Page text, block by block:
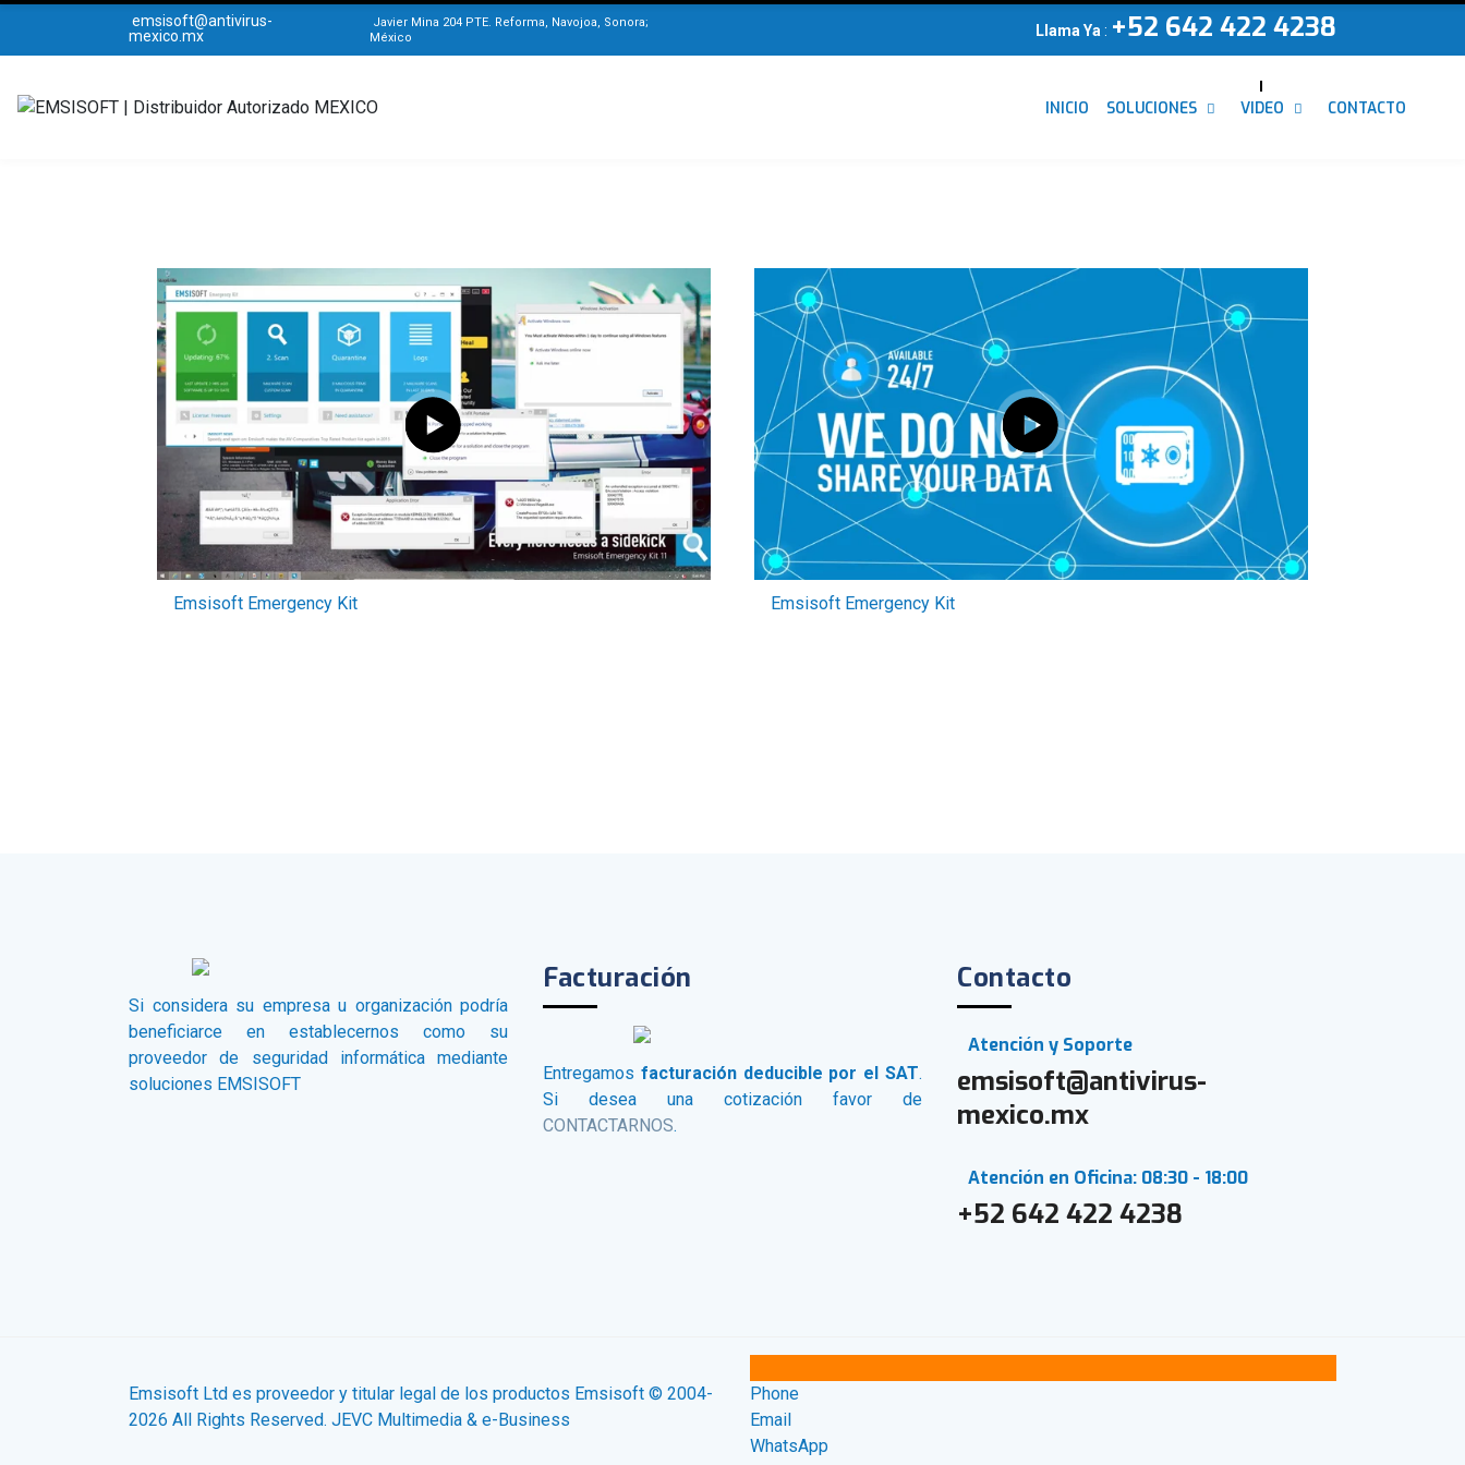
emsisoft@antivirus-
mexico.mx
Javier Mina 204 PTE. Reforma, Navojoa, Sonora;
México
Llama Ya : +52 642 422 4238
INICIO SOLUCIONES VIDEO CONTACTO
Emsisoft Emergency Kit Emsisoft Emergency Kit
Si considera su empresa u organización podría
beneficiarce en establecernos como su
proveedor de seguridad informática mediante
soluciones EMSISOFT
Facturación
Entregamos facturación deducible por el SAT.
Si desea una cotización favor de
CONTACTARNOS.
Contacto
Atención y Soporte
emsisoft@antivirus-
mexico.mx
Atención en Oficina: 08:30 - 18:00
+52 642 422 4238
Emsisoft Ltd es proveedor y titular legal de los productos Emsisoft © 2004-
2026 All Rights Reserved. JEVC Multimedia & e-Business
Phone
Email
WhatsApp